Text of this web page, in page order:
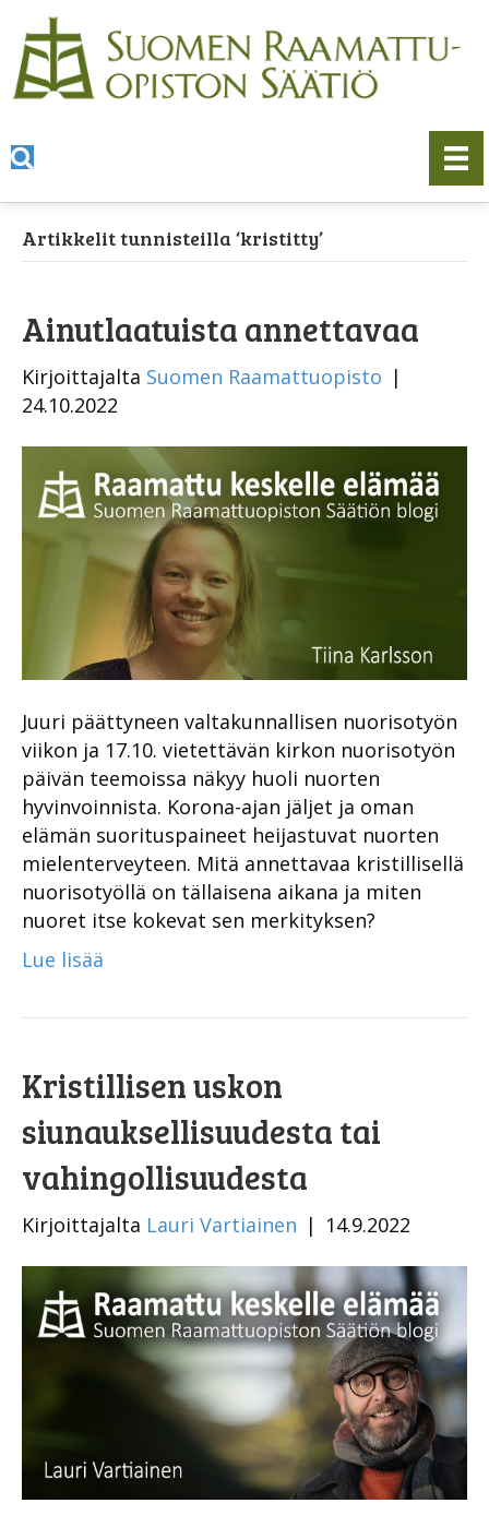
Artikkelit tunnisteilla ‘kristitty’
Ainutlaatuista annettavaa
Kirjoittajalta Suomen Raamattuopisto |
24.10.2022
Juuri päättyneen valtakunnallisen nuorisotyön
viikon ja 17.10. vietettävän kirkon nuorisotyön
päivän teemoissa näkyy huoli nuorten
hyvinvoinnista. Korona-ajan jäljet ja oman
elämän suorituspaineet heijastuvat nuorten
mielenterveyteen. Mitä annettavaa kristillisellä
nuorisotyöllä on tällaisena aikana ja miten
nuoret itse kokevat sen merkityksen?
Lue lisää
Kristillisen uskon
siunauksellisuudesta tai
vahingollisuudesta
Kirjoittajalta Lauri Vartiainen | 14.9.2022